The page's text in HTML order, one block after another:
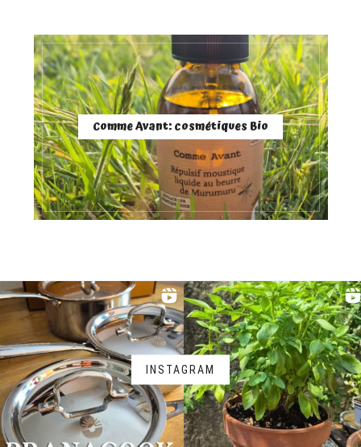
Comme Avant: cosmétiques Bio
INSTAGRAM